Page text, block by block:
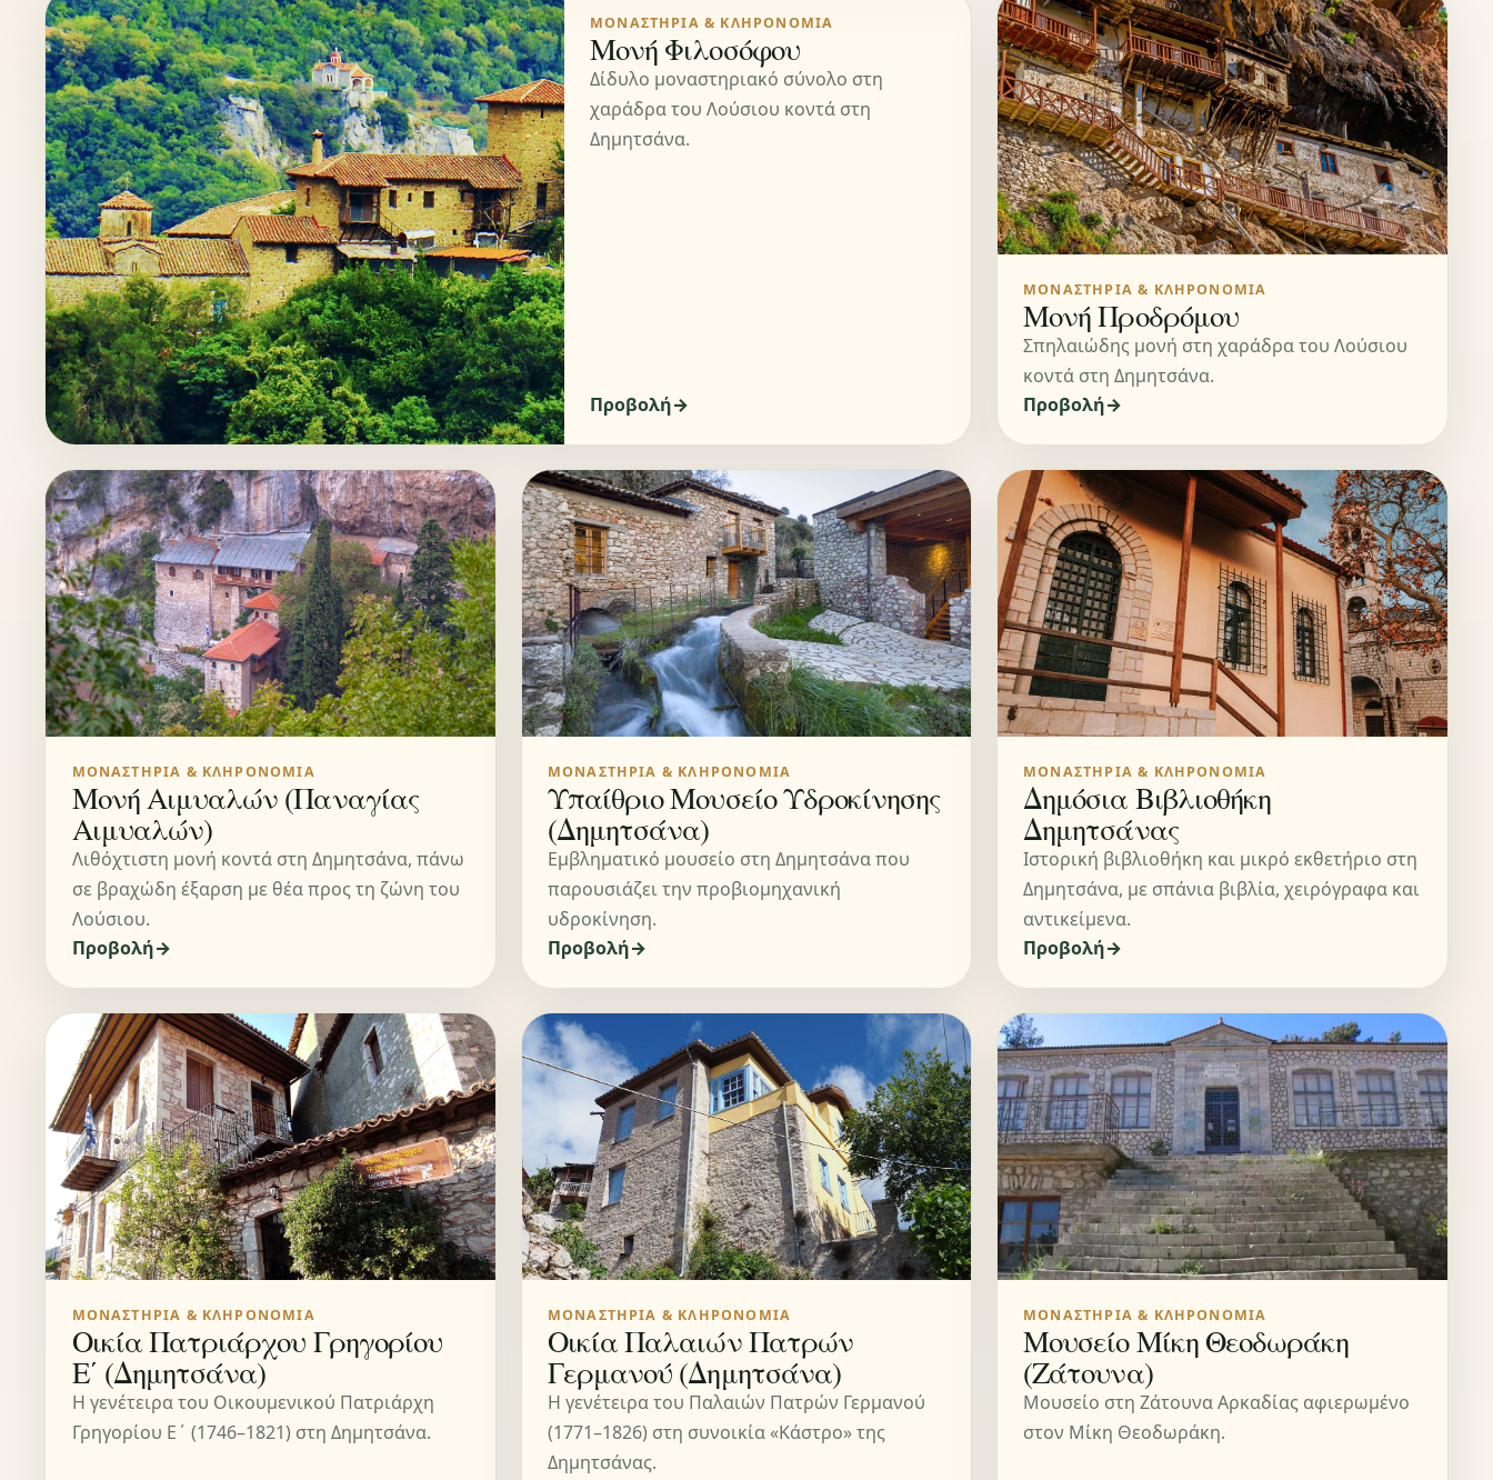
ΜΟΝΑΣΤΉΡΙΑ & ΚΛΗΡΟΝΟΜΙΆ
Μονή Φιλοσόφου
Δίδυλο μοναστηριακό σύνολο στη
χαράδρα του Λούσιου κοντά στη
Δημητσάνα.
Προβολή
ΜΟΝΑΣΤΉΡΙΑ & ΚΛΗΡΟΝΟΜΙΆ
Μονή Προδρόμου
Σπηλαιώδης μονή στη χαράδρα του Λούσιου
κοντά στη Δημητσάνα.
Προβολή
ΜΟΝΑΣΤΉΡΙΑ & ΚΛΗΡΟΝΟΜΙΆ
Μονή Αιμυαλών (Παναγίας
Αιμυαλών)
Λιθόχτιστη μονή κοντά στη Δημητσάνα, πάνω
σε βραχώδη έξαρση με θέα προς τη ζώνη του
Λούσιου.
Προβολή
ΜΟΝΑΣΤΉΡΙΑ & ΚΛΗΡΟΝΟΜΙΆ
Υπαίθριο Μουσείο Υδροκίνησης
(Δημητσάνα)
Εμβληματικό μουσείο στη Δημητσάνα που
παρουσιάζει την προβιομηχανική
υδροκίνηση.
Προβολή
ΜΟΝΑΣΤΉΡΙΑ & ΚΛΗΡΟΝΟΜΙΆ
Δημόσια Βιβλιοθήκη
Δημητσάνας
Ιστορική βιβλιοθήκη και μικρό εκθετήριο στη
Δημητσάνα, με σπάνια βιβλία, χειρόγραφα και
αντικείμενα.
Προβολή
ΜΟΝΑΣΤΉΡΙΑ & ΚΛΗΡΟΝΟΜΙΆ
Οικία Πατριάρχου Γρηγορίου
Ε΄ (Δημητσάνα)
Η γενέτειρα του Οικουμενικού Πατριάρχη
Γρηγορίου Ε΄ (1746–1821) στη Δημητσάνα.
ΜΟΝΑΣΤΉΡΙΑ & ΚΛΗΡΟΝΟΜΙΆ
Οικία Παλαιών Πατρών
Γερμανού (Δημητσάνα)
Η γενέτειρα του Παλαιών Πατρών Γερμανού
(1771–1826) στη συνοικία «Κάστρο» της
Δημητσάνας.
ΜΟΝΑΣΤΉΡΙΑ & ΚΛΗΡΟΝΟΜΙΆ
Μουσείο Μίκη Θεοδωράκη
(Ζάτουνα)
Μουσείο στη Ζάτουνα Αρκαδίας αφιερωμένο
στον Μίκη Θεοδωράκη.